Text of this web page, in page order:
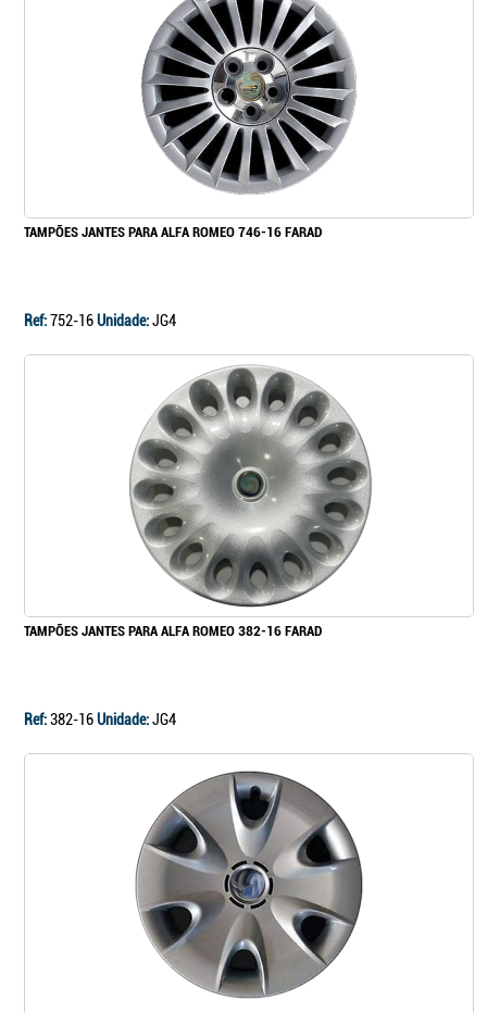
TAMPÕES JANTES PARA ALFA ROMEO 746-16 FARAD
Ref:752-16Unidade:JG4
TAMPÕES JANTES PARA ALFA ROMEO 382-16 FARAD
Ref:382-16Unidade:JG4
Continuar a comprar
Ir para o carrinho